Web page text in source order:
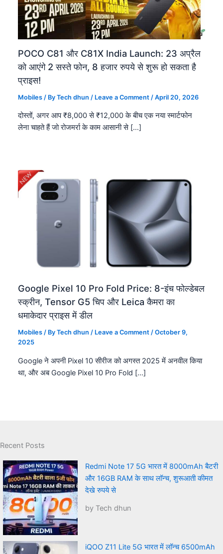
POCO C81 और C81X India Launch: 23 अप्रैल
को आएंगे 2 सस्ते फोन, 8 हजार रुपये से शुरू हो सकता है
प्राइस!
Mobiles / ByTech dhun / Leave a Comment /April 20, 2026
दोस्तों, अगर आप ₹8,000 से ₹12,000 के बीच एक नया स्मार्टफोन
लेना चाहते हैं जो रोजमर्रा के काम आसानी से […]
Google Pixel 10 Pro Fold Price: 8-इंच फोल्डेबल
स्क्रीन, Tensor G5 चिप और Leica कैमरा का
धमाकेदार प्राइस में डील
Mobiles / ByTech dhun/ Leave a Comment /October 9,
2025
Google ने अपनी Pixel 10 सीरीज को अगस्त 2025 में अनवील किया
था, और अब Google Pixel 10 Pro Fold […]
Recent Posts
Redmi Note 17 5G भारत में 8000mAh बैटरी
और 16GB RAM के साथ लॉन्च, शुरूआती कीमत
देखे रुपये से
by Tech dhun
iQOO Z11 Lite 5G भारत में लॉन्च 6500mAh